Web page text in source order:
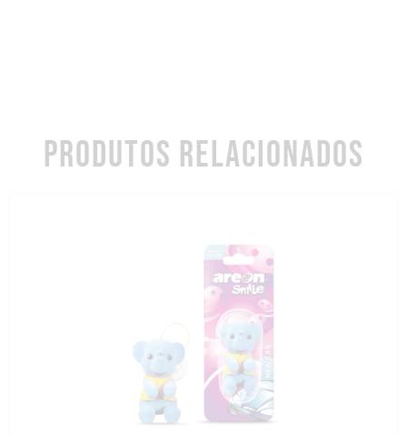
PRODUTOS RELACIONADOS